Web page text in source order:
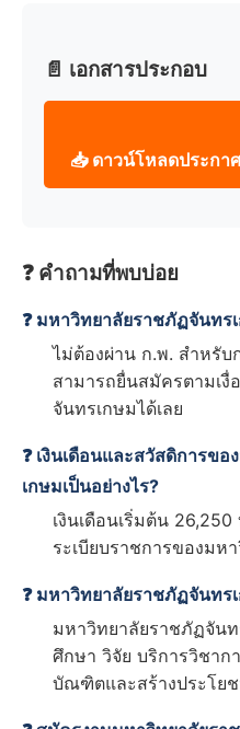
📄 เอกสารประกอบ
📥 ดาวน์โหลดประกา
❓ คำถามที่พบบ่อย
❓ มหาวิทยาลัยราชภัฏจันท
ไม่ต้องผ่าน ก.พ. สำหรั
สามารถยื่นสมัครตามเ
จันทรเกษมได้เลย
❓ เงินเดือนและสวัสดิการข
เกษมเป็นอย่างไร?
เงินเดือนเริ่มต้น
ระเบียบราชการของมห
❓ มหาวิทยาลัยราชภัฏจันทร
มหาวิทยาลัยราชภัฏจัน
ศึกษา วิจัย บริการวิชา
บัณฑิตและสร้างประโย